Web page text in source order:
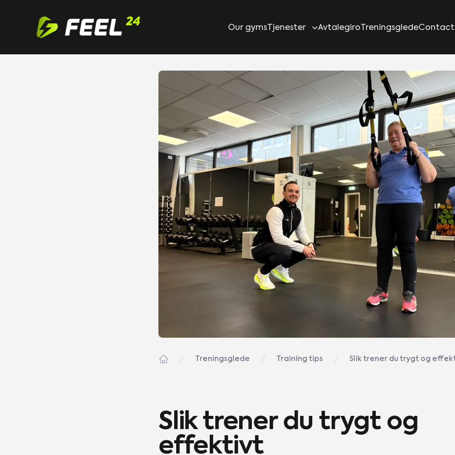
Feel24
Our gymsTjenester AvtalegiroTreningsgledeContact
Treningsglede Training tips Slik trener du trygt og
Slik trener du trygt og
effektivt